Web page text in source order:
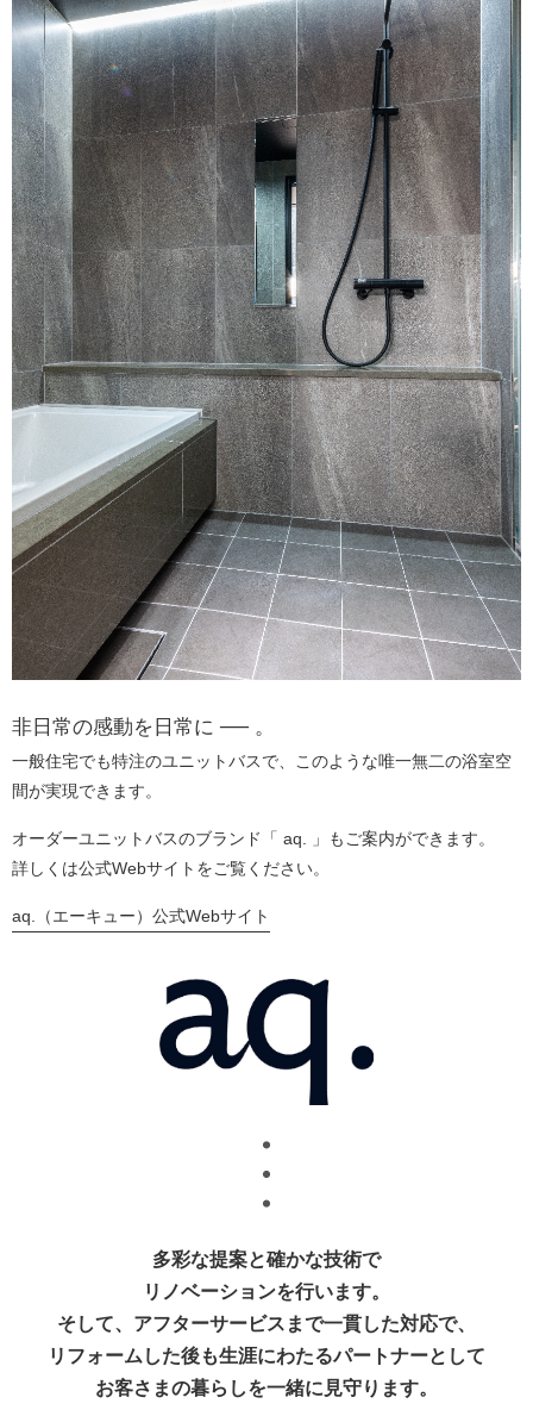
非日常の感動を日常に ── 。
一般住宅でも特注のユニットバスで、このような唯一無二の浴室空
間が実現できます。
オーダーユニットバスのブランド「 aq. 」もご案内ができます。
詳しくは公式Webサイトをご覧ください。
aq.（エーキュー）公式Webサイト
多彩な提案と確かな技術で
リノベーションを行います。
そして、アフターサービスまで一貫した対応で、
リフォームした後も生涯にわたるパートナーとして
お客さまの暮らしを一緒に見守ります。